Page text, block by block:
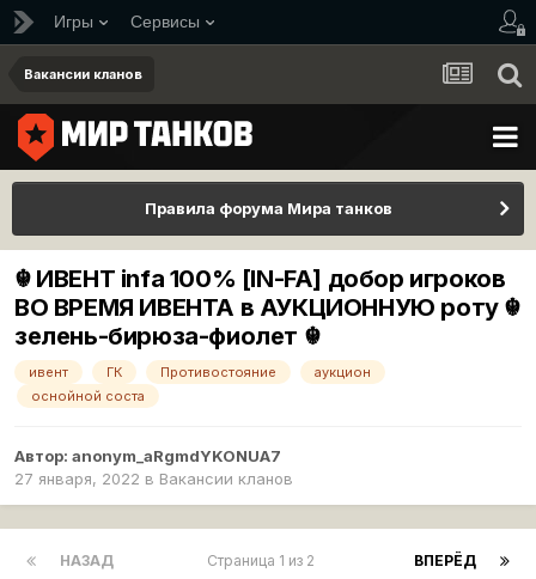
Игры Сервисы
Вакансии кланов
Правила форума Мира танков
☬ ИВЕНТ infa 100% [IN-FA] добор игроков
ВО ВРЕМЯ ИВЕНТА в АУКЦИОННУЮ роту ☬
зелень-бирюза-фиолет ☬
ивент ГК Противостояние
аукцион
оснойной соста
Автор: anonym_aRgmdYKONUA7
27 января, 2022 в Вакансии кланов
НАЗАД ВПЕРЁД
Страница 1 из 2